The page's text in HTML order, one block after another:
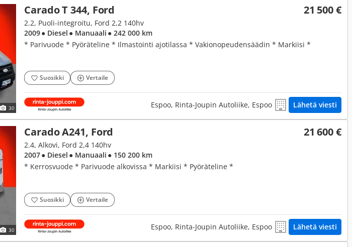
30
Carado T 344, Ford 21 500 €
2.2, Puoli-integroitu, Ford 2,2 140hv
2009● Diesel ● Manuaali ● 242 000 km
* Parivuode * Pyöräteline * Ilmastointi ajotilassa * Vakionopeudensäädin * Markiisi *
Suosikki Vertaile
Espoo, Rinta-Joupin Autoliike, Espoo Lähetä viesti
30
Carado A241, Ford 21 600 €
2.4, Alkovi, Ford 2,4 140hv
2007● Diesel ● Manuaali ● 150 200 km
* Kerrosvuode * Parivuode alkovissa * Markiisi * Pyöräteline *
Suosikki Vertaile
Espoo, Rinta-Joupin Autoliike, Espoo Lähetä viesti